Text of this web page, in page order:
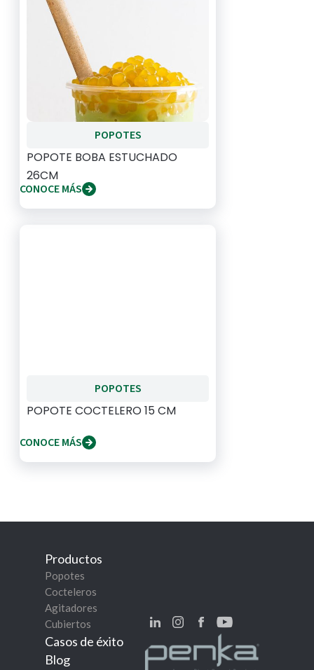
POPOTES
POPOTE BOBA ESTUCHADO
26CM
CONOCE MÁS
POPOTES
POPOTE COCTELERO 15 CM
CONOCE MÁS
Productos
Popotes
Cocteleros
Agitadores
Cubiertos
Casos de éxito
Blog